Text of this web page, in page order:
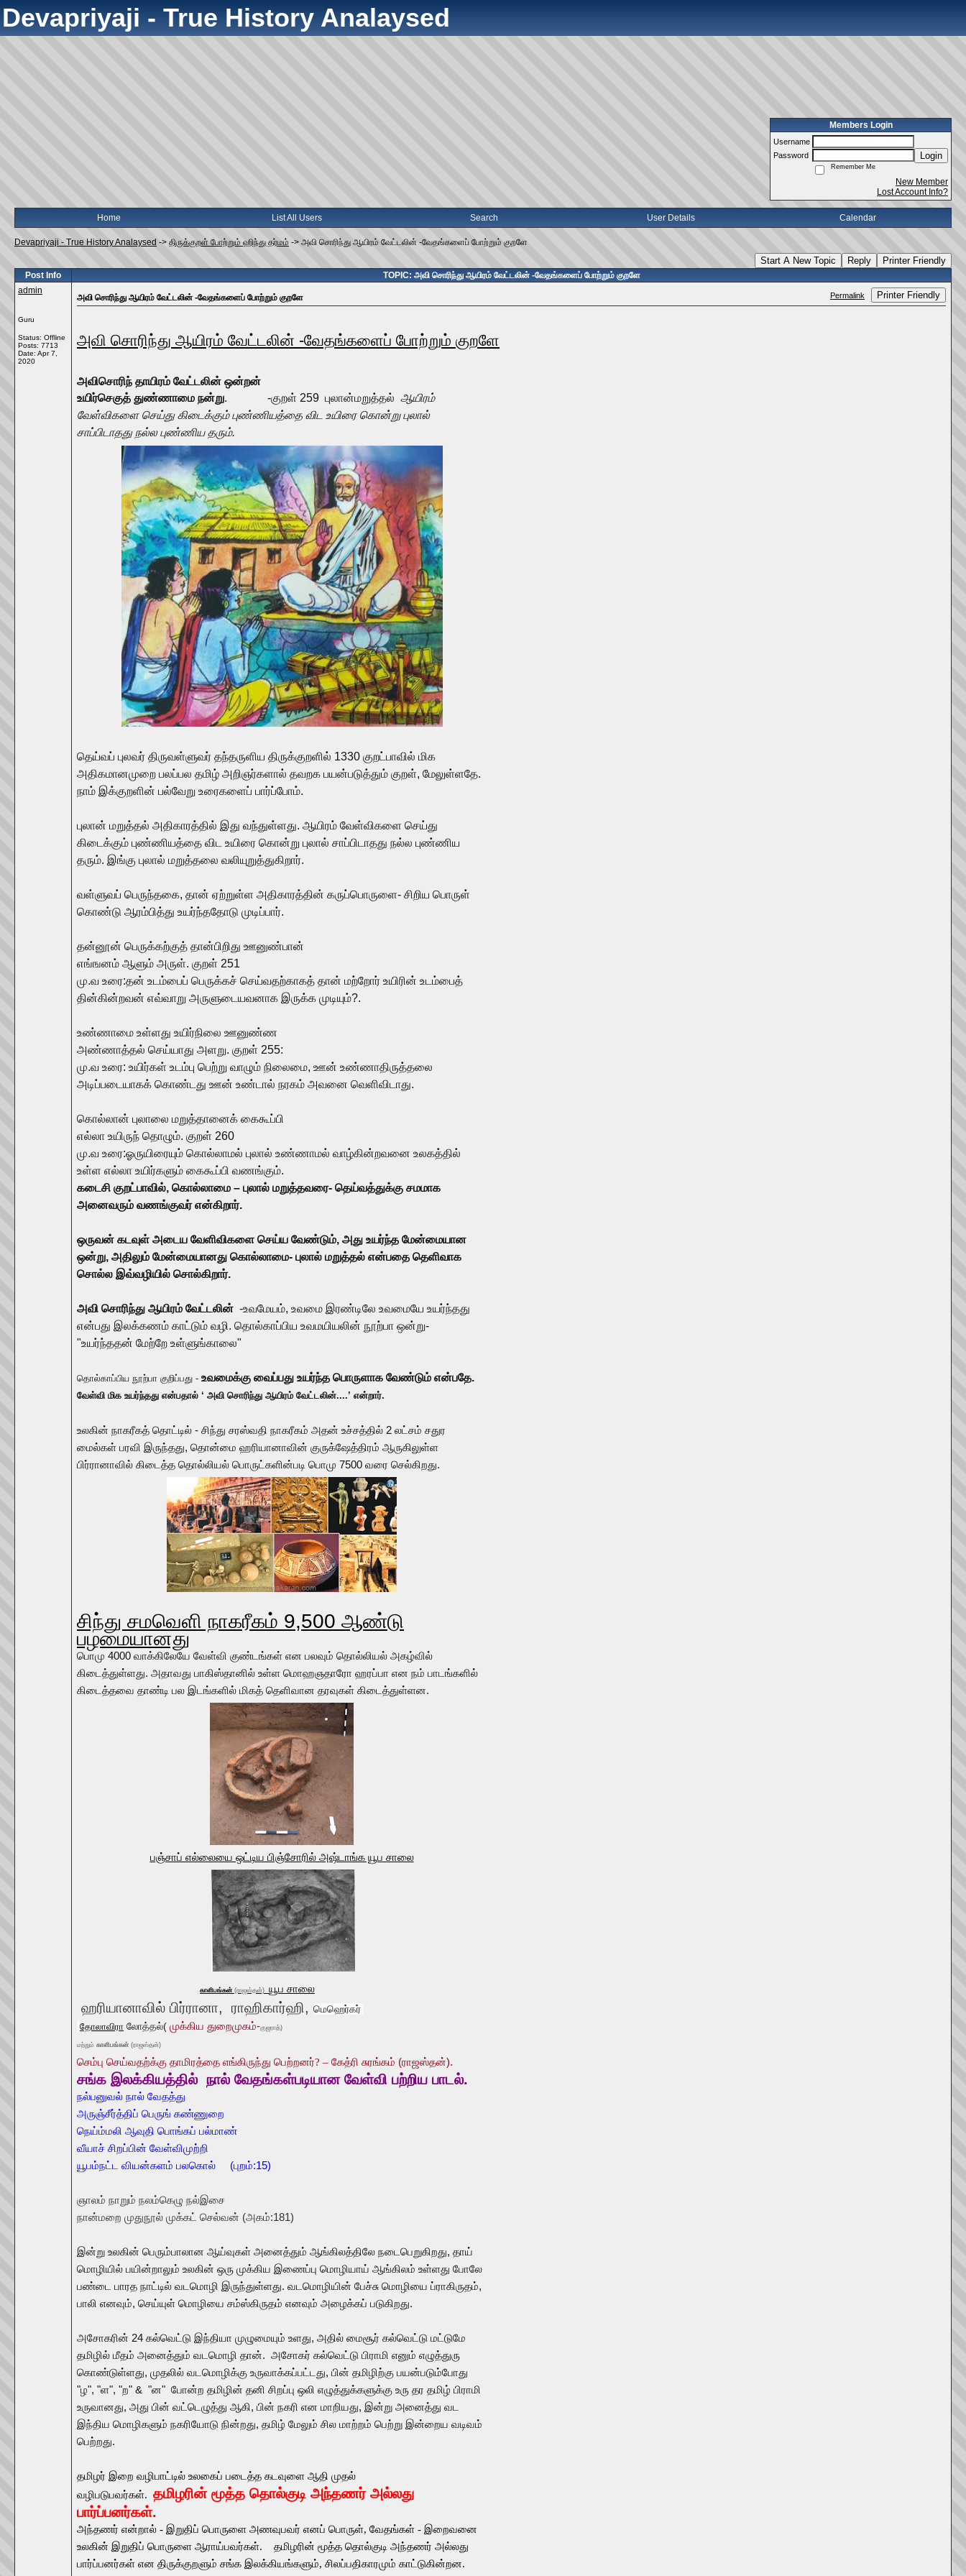
Devapriyaji - True History Analaysed
Members Login
Username
Password
Login
Remember Me
New Member
Lost Account Info?
Home List All Users Search User Details Calendar
Devapriyaji - True History Analaysed -> திருக்குறள் போற்றும் ஹிந்து தர்மம் -> அவி சொரிந்து ஆயிரம் வேட்டலின் -வேதங்களைப் போற்றும் குறளே
Start A New Topic Reply Printer Friendly
Post Info
TOPIC: அவி சொரிந்து ஆயிரம் வேட்டலின் -வேதங்களைப் போற்றும் குறளே
admin
Guru
Status: Offline
Posts: 7713
Date: Apr 7,
2020
அவி சொரிந்து ஆயிரம் வேட்டலின் -வேதங்களைப் போற்றும் குறளே Permalink Printer Friendly
அவி சொரிந்து ஆயிரம் வேட்டலின் -வேதங்களைப் போற்றும் குறளே
அவிசொரிந் தாயிரம் வேட்டலின் ஒன்றன்
உயிர்செகுத் துண்ணாமை நன்று. -குறள் 259 புலான்மறுத்தல் ஆயிரம்
வேள்விகளை செய்து கிடைக்கும் புண்ணியத்தை விட உயிரை கொன்று புலால்
சாப்பிடாதது நல்ல புண்ணிய தரும்.
தெய்வப் புலவர் திருவள்ளுவர் தந்தருளிய திருக்குறளில் 1330 குறட்பாவில் மிக
அதிகமானமுறை பலப்பல தமிழ் அறிஞர்களால் தவறக பயன்படுத்தும் குறள், மேலுள்ளதே.
நாம் இக்குறளின் பல்வேறு உரைகளைப் பார்ப்போம்.
புலான் மறுத்தல் அதிகாரத்தில் இது வந்துள்ளது. ஆயிரம் வேள்விகளை செய்து
கிடைக்கும் புண்ணியத்தை விட உயிரை கொன்று புலால் சாப்பிடாதது நல்ல புண்ணிய
தரும். இங்கு புலால் மறுத்தலை வலியுறுத்துகிறார்.
வள்ளுவப் பெருந்தகை, தான் ஏற்றுள்ள அதிகாரத்தின் கருப்பொருளை- சிறிய பொருள்
கொண்டு ஆரம்பித்து உயர்ந்ததோடு முடிப்பார்.
தன்னூன் பெருக்கற்குத் தான்பிறிது ஊனுண்பான்
எங்ஙனம் ஆளும் அருள். குறள் 251
மு.வ உரை:தன் உடம்பைப் பெருக்கச் செய்வதற்காகத் தான் மற்றோர் உயிரின் உடம்பைத்
தின்கின்றவன் எவ்வாறு அருளுடையவனாக இருக்க முடியும்?.
உண்ணாமை உள்ளது உயிர்நிலை ஊனுண்ண
அண்ணாத்தல் செய்யாது அளறு. குறள் 255:
மு.வ உரை: உயிர்கள் உடம்பு பெற்று வாழும் நிலைமை, ஊன் உண்ணாதிருத்தலை
அடிப்படையாகக் கொண்டது ஊன் உண்டால் நரகம் அவனை வெளிவிடாது.
கொல்லான் புலாலை மறுத்தானைக் கைகூப்பி
எல்லா உயிருந் தொழும். குறள் 260
மு.வ உரை:ஓருயிரையும் கொல்லாமல் புலால் உண்ணாமல் வாழ்கின்றவனை உலகத்தில்
உள்ள எல்லா உயிர்களும் கைகூப்பி வணங்கும்.
கடைசி குறட்பாவில், கொல்லாமை – புலால் மறுத்தவரை- தெய்வத்துக்கு சமமாக
அனைவரும் வணங்குவர் என்கிறார்.
ஒருவன் கடவுள் அடைய வேளிவிகளை செய்ய வேண்டும், அது உயர்ந்த மேன்மையான
ஒன்று, அதிலும் மேன்மையானது கொல்லாமை- புலால் மறுத்தல் என்பதை தெளிவாக
சொல்ல இவ்வழியில் சொல்கிறார்.
அவி சொரிந்து ஆயிரம் வேட்டலின் -உவமேயம், உவமை இரண்டிலே உவமையே உயர்ந்தது
என்பது இலக்கணம் காட்டும் வழி. தொல்காப்பிய உவமயியலின் நூற்பா ஒன்று-
"உயர்ந்ததன் மேற்றே உள்ளுங்காலை"
தொல்காப்பிய நூற்பா குறிப்பது - உவமைக்கு வைப்பது உயர்ந்த பொருளாக வேண்டும் என்பதே.
வேள்வி மிக உயர்ந்தது என்பதால் ‘ அவி சொரிந்து ஆயிரம் வேட்டலின்....’ என்றார்.
உலகின் நாகரீகத் தொட்டில் - சிந்து சரஸ்வதி நாகரீகம் அதன் உச்சத்தில் 2 லட்சம் சதுர
மைல்கள் பரவி இருந்தது, தொன்மை ஹரியானாவின் குருக்ஷேத்திரம் ஆருகிலுள்ள
பிர்ரானாவில் கிடைத்த தொல்லியல் பொருட்களின்படி பொமு 7500 வரை செல்கிறது.
சிந்து சமவெளி நாகரீகம் 9,500 ஆண்டு
பழமையானது
பொமு 4000 வாக்கிலேயே வேள்வி குண்டங்கள் என பலவும் தொல்லியல் அகழ்வில்
கிடைத்துள்ளது. அதாவது பாகிஸ்தானில் உள்ள மொஹஞதாரோ ஹரப்பா என நம் பாடங்களில்
கிடைத்தவை தாண்டி பல இடங்களில் மிகத் தெளிவான தரவுகள் கிடைத்துள்ளன.
பஞ்சாப் எல்லையை ஒட்டிய பிஞ்சோரில் அஷ்டாங்க யூப சாலை
காளிபங்கன்(ராஜஸ்தன்) யூப சாலை
ஹரியானாவில் பிர்ரானா, ராஹிகார்ஹி, மெஹெர்கர்
தோலாவிரா லோத்தல்( முக்கிய துறைமுகம்-குஜராத்)
மற்றும் காளிபங்கன் (ராஜஸ்தன்)
செம்பு செய்வதற்க்கு தாமிரத்தை எங்கிருந்து பெற்றனர்? – கேத்ரி சுரங்கம் (ராஜஸ்தன்).
சங்க இலக்கியத்தில் நால் வேதங்கள்படியான வேள்வி பற்றிய பாடல்.
நல்பனுவல் நால் வேதத்து
அருஞ்சீர்த்திப் பெருங் கண்ணுறை
நெய்ம்மலி ஆவுதி பொங்கப் பல்மாண்
வீயாச் சிறப்பின் வேள்விமுற்றி
யூபம்நட்ட வியன்களம் பலகொல் (புறம்:15)
ஞாலம் நாறும் நலம்கெழு நல்இசை
நான்மறை முதுநூல் முக்கட் செல்வன் (அகம்:181)
இன்று உலகின் பெரும்பாலான ஆய்வுகள் அனைத்தும் ஆங்கிலத்திலே நடைபெறுகிறது, தாய்
மொழியில் பயின்றாலும் உலகின் ஒரு முக்கிய இணைப்பு மொழியாய் ஆங்கிலம் உள்ளது போலே
பண்டை பாரத நாட்டில் வடமொழி இருந்துள்ளது. வடமொழியின் பேச்சு மொழியை ப்ராகிருதம்,
பாலி எனவும், செய்யுள் மொழியை சம்ஸ்கிருதம் எனவும் அழைக்கப் படுகிறது.
அசோகரின் 24 கல்வெட்டு இந்தியா முழுமையும் உளது, அதில் மைசூர் கல்வெட்டு மட்டுமே
தமிழில் மீதம் அனைத்தும் வடமொழி தான். அசோகர் கல்வெட்டு பிராமி எனும் எழுத்துரு
கொண்டுள்ளது, முதலில் வடமொழிக்கு உருவாக்கப்பட்டது, பின் தமிழிற்கு பயன்படும்போது
"ழ", "ள", "ற" & "ன" போன்ற தமிழின் தனி சிறப்பு ஒலி எழுத்துக்களுக்கு உரு தர தமிழ் பிராமி
உருவானது, அது பின் வட்டெழுத்து ஆகி, பின் நகரி என மாறியது, இன்று அனைத்து வட
இந்திய மொழிகளும் நகரியோடு நின்றது, தமிழ் மேலும் சில மாற்றம் பெற்று இன்றைய வடிவம்
பெற்றது.
தமிழர் இறை வழிபாட்டில் உலகைப் படைத்த கடவுளை ஆதி முதல்
வழிபடுபவர்கள். தமிழரின் மூத்த தொல்குடி அந்தணர் அல்லது
பார்ப்பனர்கள்.
அந்தணர் என்றால் - இறுதிப் பொருளை அணவுபவர் எனப் பொருள், வேதங்கள் - இறைவனை
உலகின் இறுதிப் பொருளை ஆராய்பவர்கள். தமிழரின் மூத்த தொல்குடி அந்தணர் அல்லது
பார்ப்பனர்கள் என திருக்குறளும் சங்க இலக்கியங்களும், சிலப்பதிகாரமும் காட்டுகின்றன.